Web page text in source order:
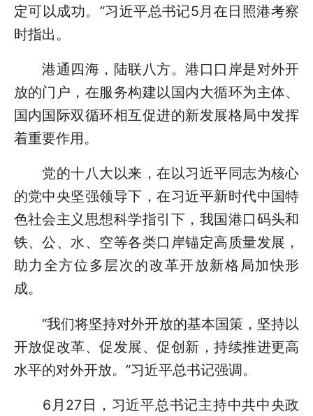
定可以成功。”习近平总书记5月在日照港考察
时指出。
港通四海，陆联八方。港口口岸是对外开
放的门户，在服务构建以国内大循环为主体、
国内国际双循环相互促进的新发展格局中发挥
着重要作用。
党的十八大以来，在以习近平同志为核心
的党中央坚强领导下，在习近平新时代中国特
色社会主义思想科学指引下，我国港口码头和
铁、公、水、空等各类口岸锚定高质量发展，
助力全方位多层次的改革开放新格局加快形
成。
“我们将坚持对外开放的基本国策，坚持以
开放促改革、促发展、促创新，持续推进更高
水平的对外开放。”习近平总书记强调。
6月27日，习近平总书记主持中共中央政